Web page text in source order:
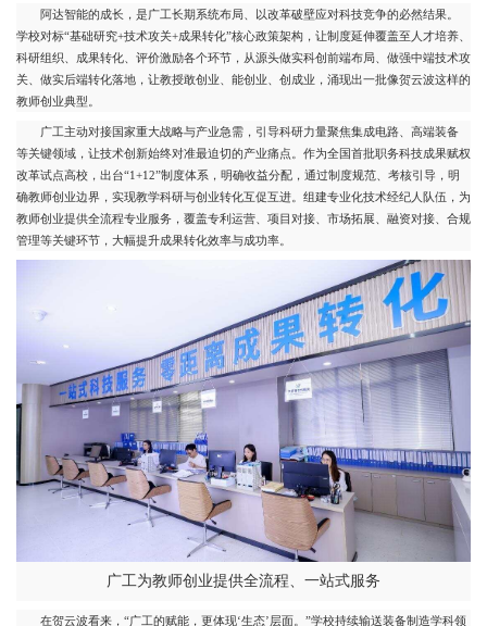
阿达智能的成长，是广工长期系统布局、以改革破壁应对科技竞争的必然结果。
学校对标“基础研究+技术攻关+成果转化”核心政策架构，让制度延伸覆盖至人才培养、
科研组织、成果转化、评价激励各个环节，从源头做实科创前端布局、做强中端技术攻
关、做实后端转化落地，让教授敢创业、能创业、创成业，涌现出一批像贺云波这样的
教师创业典型。
广工主动对接国家重大战略与产业急需，引导科研力量聚焦集成电路、高端装备
等关键领域，让技术创新始终对准最迫切的产业痛点。作为全国首批职务科技成果赋权
改革试点高校，出台“1+12”制度体系，明确收益分配，通过制度规范、考核引导，明
确教师创业边界，实现教学科研与创业转化互促互进。组建专业化技术经纪人队伍，为
教师创业提供全流程专业服务，覆盖专利运营、项目对接、市场拓展、融资对接、合规
管理等关键环节，大幅提升成果转化效率与成功率。
广工为教师创业提供全流程、一站式服务
在贺云波看来，“广工的赋能，更体现‘生态’层面。”学校持续输送装备制造学科领